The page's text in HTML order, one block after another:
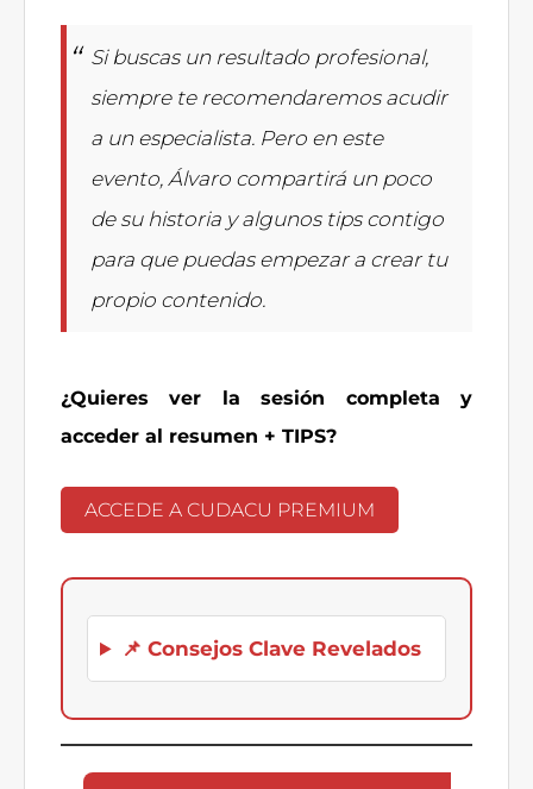
Si buscas un resultado profesional,
siempre te recomendaremos acudir
a un especialista. Pero en este
evento, Álvaro compartirá un poco
de su historia y algunos tips contigo
para que puedas empezar a crear tu
propio contenido.
¿Quieres ver la sesión completa y
acceder al resumen + TIPS?
ACCEDE A CUDACU PREMIUM
📌 Consejos Clave Revelados